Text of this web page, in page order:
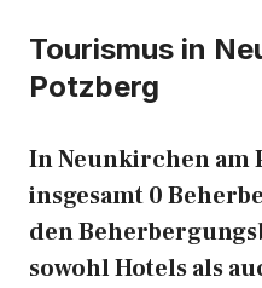
Tourismus in
Potzberg
In Neunkirchen am
insgesamt 0
den
sowohl Hotels als